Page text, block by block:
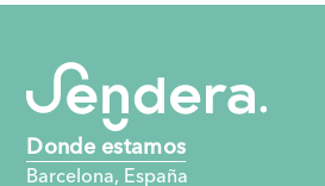
Donde estamos
Barcelona, España